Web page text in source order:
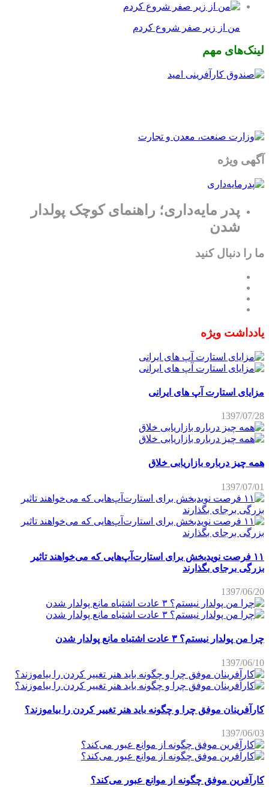
من از زیر صفر شروع کردم
لینک‌های مهم
آگهی ویژه
پدر مایه‌داری؛ راهنمای کوچک پولدار
شدن
ما را دنبال کنید
یادداشت ویژه
مزایای استارت آپ های ایرانی
1397/07/28
همه چیز درباره بازاریابی خلاق
1397/07/01
۱۱ فرصت نویدبخش برای استارت‌آپ‌هایی که می‌خواهند تاثیر
بزرگی برجای بگذارند
1397/06/20
چرا من پولدار نیستم؟ ۳ عادت اشتباه مانع پولدار شدن
1397/06/10
کارآفرینان موفق چرا و چگونه باید هنر تغییر کردن را بیاموزند؟
1397/06/03
کارآفرین موفق چگونه از موانع عبور می‌کند؟